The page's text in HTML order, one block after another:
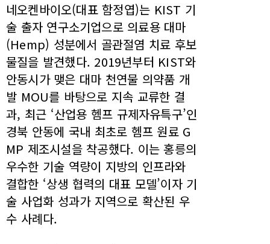
네오켄바이오(대표 함정엽)는 KIST 기
술 출자 연구소기업으로 의료용 대마
(Hemp) 성분에서 골관절염 치료 후보
물질을 발견했다. 2019년부터 KIST와
안동시가 맺은 대마 천연물 의약품 개
발 MOU를 바탕으로 지속 교류한 결
과, 최근 ‘산업용 헴프 규제자유특구’인
경북 안동에 국내 최초로 헴프 원료 G
MP 제조시설을 착공했다. 이는 홍릉의
우수한 기술 역량이 지방의 인프라와
결합한 ‘상생 협력의 대표 모델’이자 기
술 사업화 성과가 지역으로 확산된 우
수 사례다.